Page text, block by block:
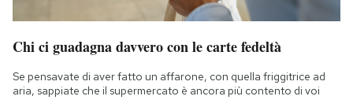
Chi ci guadagna davvero con le carte fedeltà
Se pensavate di aver fatto un affarone, con quella friggitrice ad
aria, sappiate che il supermercato è ancora più contento di voi